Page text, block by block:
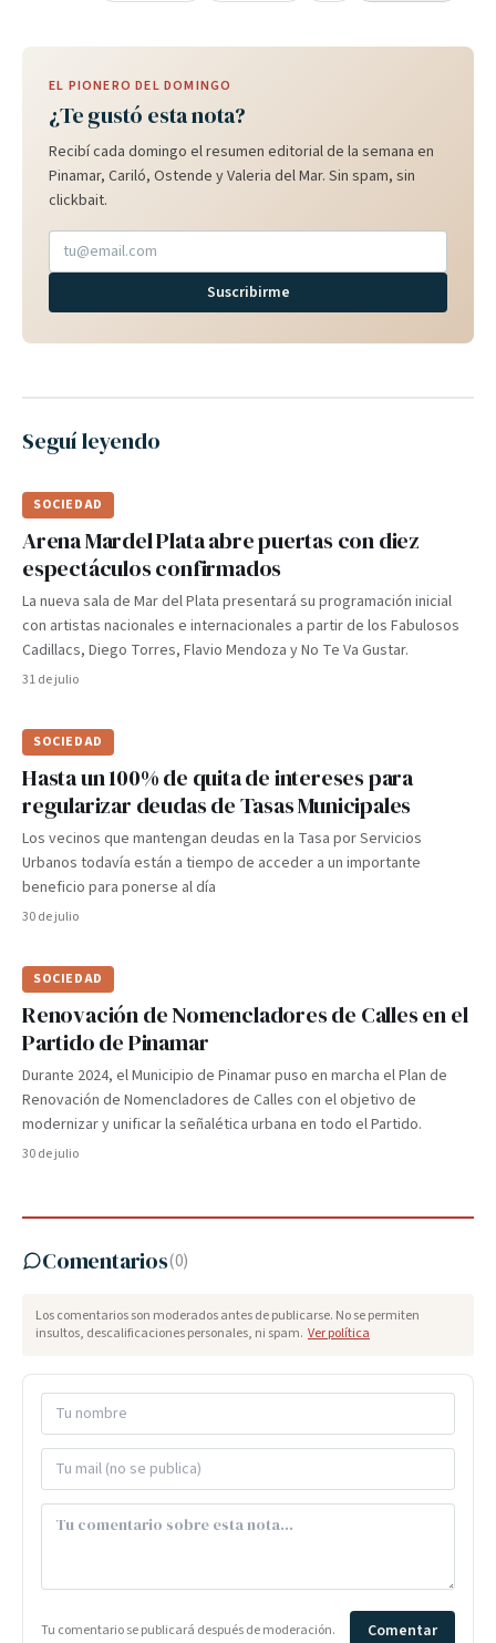
EL PIONERO DEL DOMINGO
¿Te gustó esta nota?
Recibí cada domingo el resumen editorial de la semana en
Pinamar, Cariló, Ostende y Valeria del Mar. Sin spam, sin
clickbait.
Suscribirme
Seguí leyendo
SOCIEDAD
Arena Mardel Plata abre puertas con diez
espectáculos confirmados
La nueva sala de Mar del Plata presentará su programación inicial
con artistas nacionales e internacionales a partir de los Fabulosos
Cadillacs, Diego Torres, Flavio Mendoza y No Te Va Gustar.
31 de julio
SOCIEDAD
Hasta un 100% de quita de intereses para
regularizar deudas de Tasas Municipales
Los vecinos que mantengan deudas en la Tasa por Servicios
Urbanos todavía están a tiempo de acceder a un importante
beneficio para ponerse al día
30 de julio
SOCIEDAD
Renovación de Nomencladores de Calles en el
Partido de Pinamar
Durante 2024, el Municipio de Pinamar puso en marcha el Plan de
Renovación de Nomencladores de Calles con el objetivo de
modernizar y unificar la señalética urbana en todo el Partido.
30 de julio
Comentarios(0)
Los comentarios son moderados antes de publicarse. No se permiten
insultos, descalificaciones personales, ni spam. Ver política
Tu comentario se publicará después de moderación. Comentar